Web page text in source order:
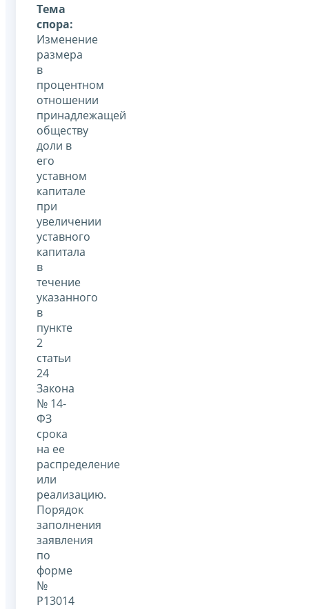
Тема
спора:
Изменение
размера
в
процентном
отношении
принадлежащей
обществу
доли в
его
уставном
капитале
при
увеличении
уставного
капитала
в
течение
указанного
в
пункте
2
статьи
24
Закона
№ 14-
ФЗ
срока
на ее
распределение
или
реализацию.
Порядок
заполнения
заявления
по
форме
№
Р13014